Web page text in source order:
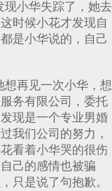
小华失踪了，她去
时候小花才发现自
是小华说的，自己
再见一次小华，想
务有限公司，委托
现是一个专业男婚
我们公司的努力，
看着小华哭的很伤
己的感情也被骗
只是说了句抱歉。